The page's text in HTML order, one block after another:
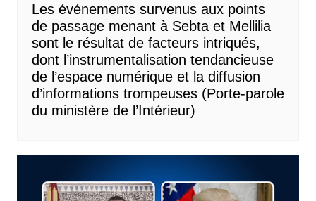
Les événements survenus aux points
de passage menant à Sebta et Mellilia
sont le résultat de facteurs intriqués,
dont l’instrumentalisation tendancieuse
de l’espace numérique et la diffusion
d’informations trompeuses (Porte-parole
du ministère de l’Intérieur)